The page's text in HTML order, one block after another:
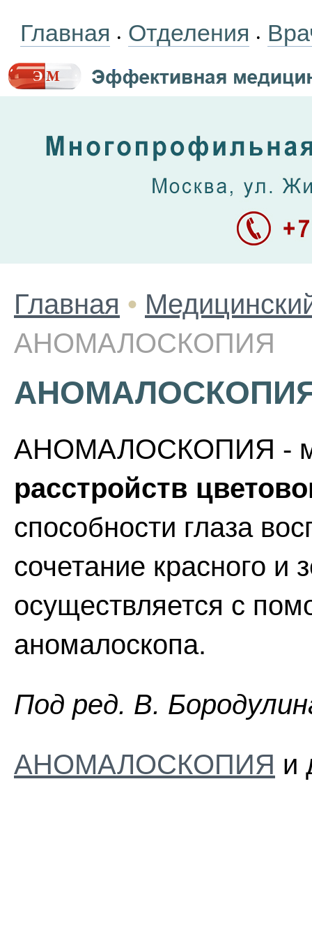
Главная • Отделения •
Главная •
АНОМАЛОСКОПИЯ
АНОМАЛОСКОПИЯ -
расстройств
способности глаза
сочетание красного и
осуществляется с
аномалоскопа.
Пoд peд. B.
АНОМАЛОСКОПИЯ и